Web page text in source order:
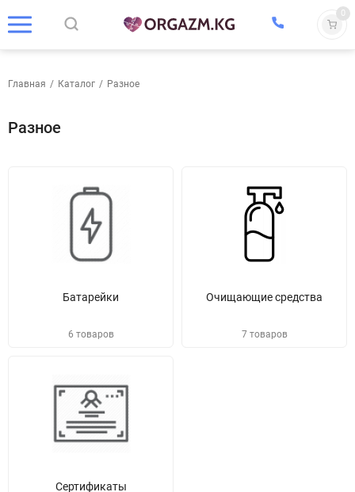
0
Главная / Каталог / Разное
Разное
Батарейки
6 товаров
Очищающие средства
7 товаров
Сертификаты